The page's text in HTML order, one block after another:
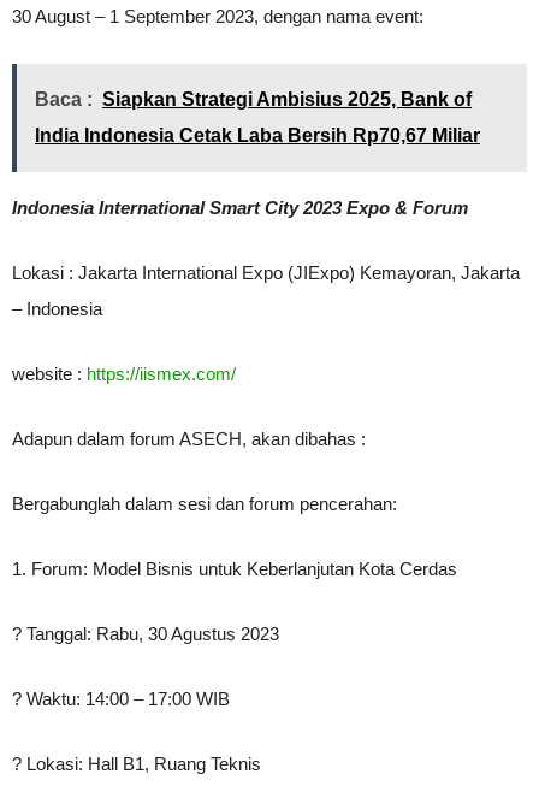
30 August – 1 September 2023, dengan nama event:
Baca : Siapkan Strategi Ambisius 2025, Bank of
India Indonesia Cetak Laba Bersih Rp70,67 Miliar
Indonesia International Smart City 2023 Expo & Forum
Lokasi : Jakarta International Expo (JIExpo) Kemayoran, Jakarta
– Indonesia
website : https://iismex.com/
Adapun dalam forum ASECH, akan dibahas :
Bergabunglah dalam sesi dan forum pencerahan:
1. Forum: Model Bisnis untuk Keberlanjutan Kota Cerdas
? Tanggal: Rabu, 30 Agustus 2023
? Waktu: 14:00 – 17:00 WIB
? Lokasi: Hall B1, Ruang Teknis